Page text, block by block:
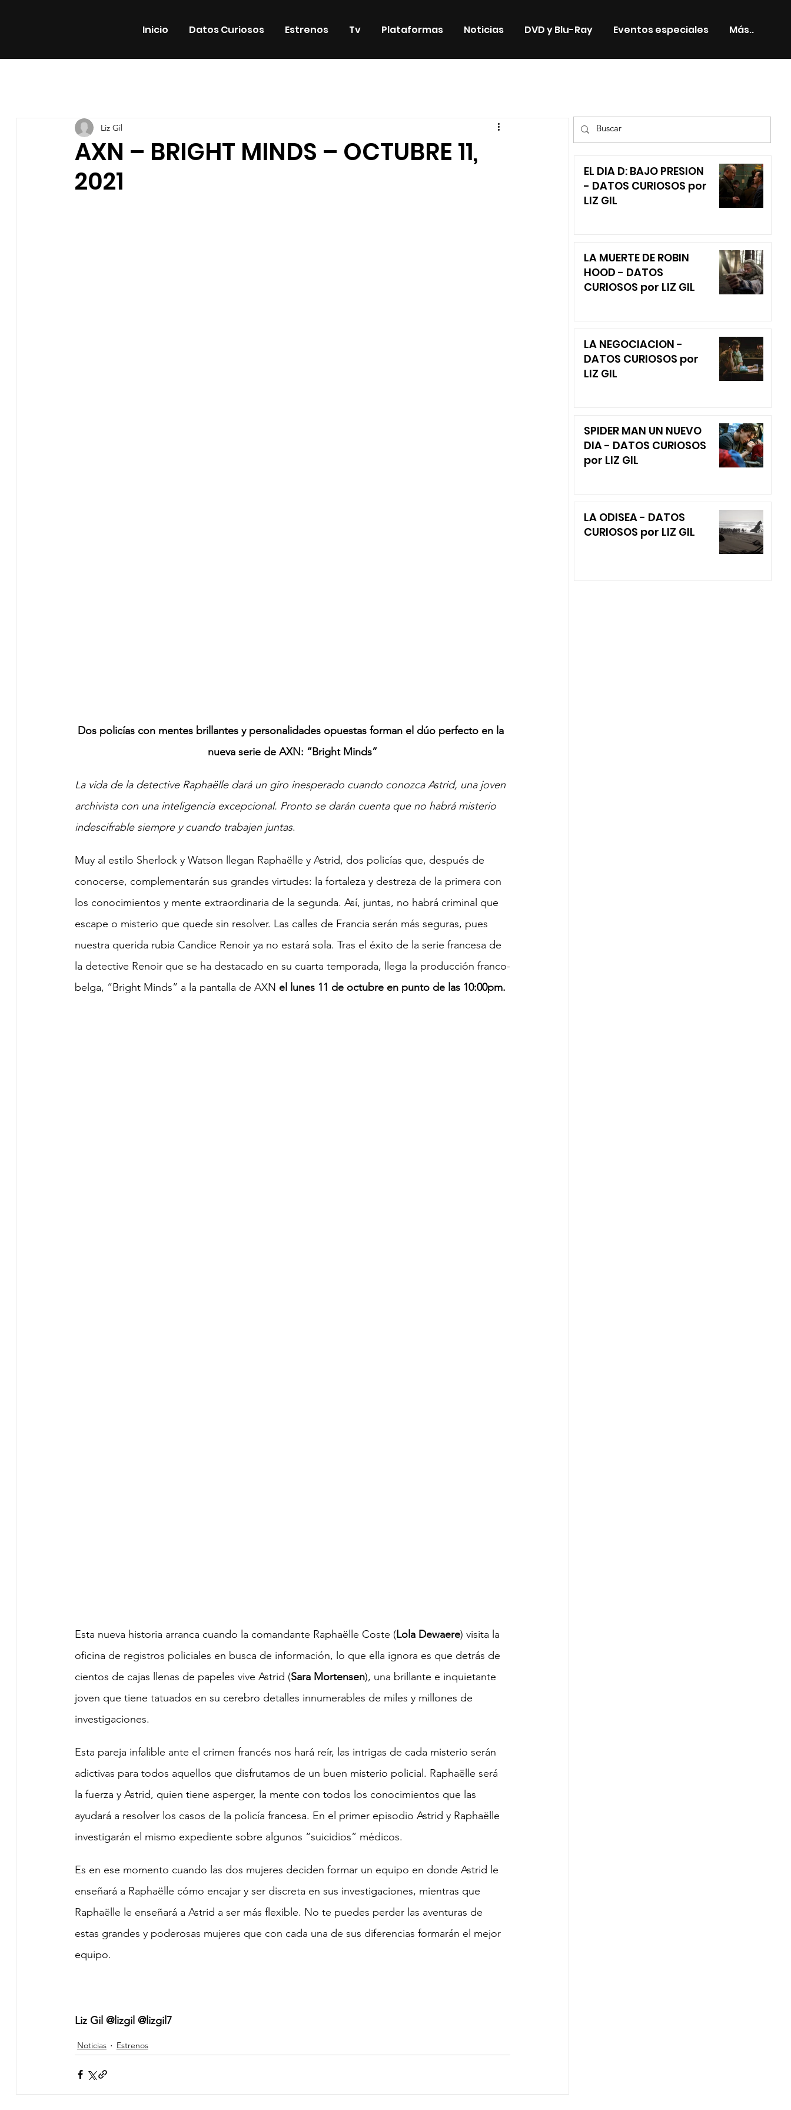
Inicio Datos Curiosos Estrenos Tv Plataformas Noticias DVD y Blu-Ray Eventos especiales Más..
Teatro
AXN – BRIGHT MINDS – OCTUBRE 11,
2021
Liz Gil
Dos policías con mentes brillantes y personalidades opuestas forman el dúo perfecto en la
nueva serie de AXN: “Bright Minds”
La vida de la detective Raphaëlle dará un giro inesperado cuando conozca Astrid, una joven
archivista con una inteligencia excepcional. Pronto se darán cuenta que no habrá misterio
indescifrable siempre y cuando trabajen juntas.
Muy al estilo Sherlock y Watson llegan Raphaëlle y Astrid, dos policías que, después de
conocerse, complementarán sus grandes virtudes: la fortaleza y destreza de la primera con
los conocimientos y mente extraordinaria de la segunda. Así, juntas, no habrá criminal que
escape o misterio que quede sin resolver. Las calles de Francia serán más seguras, pues
nuestra querida rubia Candice Renoir ya no estará sola. Tras el éxito de la serie francesa de
la detective Renoir que se ha destacado en su cuarta temporada, llega la producción franco-
belga, “Bright Minds” a la pantalla de AXN el lunes 11 de octubre en punto de las 10:00pm.
Esta nueva historia arranca cuando la comandante Raphaëlle Coste (Lola Dewaere) visita la
oficina de registros policiales en busca de información, lo que ella ignora es que detrás de
cientos de cajas llenas de papeles vive Astrid (Sara Mortensen), una brillante e inquietante
joven que tiene tatuados en su cerebro detalles innumerables de miles y millones de
investigaciones.
Esta pareja infalible ante el crimen francés nos hará reír, las intrigas de cada misterio serán
adictivas para todos aquellos que disfrutamos de un buen misterio policial. Raphaëlle será
la fuerza y Astrid, quien tiene asperger, la mente con todos los conocimientos que las
ayudará a resolver los casos de la policía francesa. En el primer episodio Astrid y Raphaëlle
investigarán el mismo expediente sobre algunos “suicidios” médicos.
Es en ese momento cuando las dos mujeres deciden formar un equipo en donde Astrid le
enseñará a Raphaëlle cómo encajar y ser discreta en sus investigaciones, mientras que
Raphaëlle le enseñará a Astrid a ser más flexible. No te puedes perder las aventuras de
estas grandes y poderosas mujeres que con cada una de sus diferencias formarán el mejor
equipo.
Liz Gil @lizgil @lizgil7
Noticias Estrenos
EL DIA D: BAJO PRESION
- DATOS CURIOSOS por
LIZ GIL
LA MUERTE DE ROBIN
HOOD - DATOS
CURIOSOS por LIZ GIL
LA NEGOCIACION -
DATOS CURIOSOS por
LIZ GIL
SPIDER MAN UN NUEVO
DIA - DATOS CURIOSOS
por LIZ GIL
LA ODISEA - DATOS
CURIOSOS por LIZ GIL